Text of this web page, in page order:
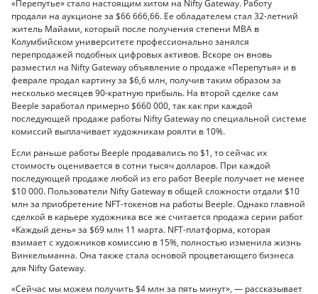
«Перепутье» стало настоящим хитом на Nifty Gateway. Работу
продали на аукционе за $66 666,66. Ее обладателем стал 32-летний
житель Майами, который после получения степени MBA в
Колумбийском университете профессионально занялся
перепродажей подобных цифровых активов. Вскоре он вновь
разместил на Nifty Gateway объявление о продаже «Перепутья» и в
феврале продал картину за $6,6 млн, получив таким образом за
несколько месяцев 90-кратную прибыль. На второй сделке сам
Beeple заработал примерно $660 000, так как при каждой
последующей продаже работы Nifty Gateway по специальной системе
комиссий выплачивает художникам роялти в 10%.
Если раньше работы Beeple продавались по $1, то сейчас их
стоимость оценивается в сотни тысяч долларов. При каждой
последующей продаже любой из его работ Beeple получает не менее
$10 000. Пользователи Nifty Gateway в общей сложности отдали $10
млн за приобретение NFT-токенов на работы Beeple. Однако главной
сделкой в карьере художника все же считается продажа серии работ
«Каждый день» за $69 млн 11 марта. NFT-платформа, которая
взимает с художников комиссию в 15%, полностью изменила жизнь
Винкельманна. Она также стала основой процветающего бизнеса
для Nifty Gateway.
«Сейчас мы можем получить $4 млн за пять минут», — рассказывает